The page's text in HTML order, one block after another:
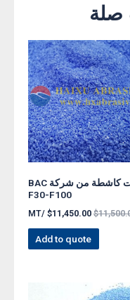
صلة
حبيبات كاشطة من شركة BAC
F30-F100
$
$11,450.00
/MT
Add to quote